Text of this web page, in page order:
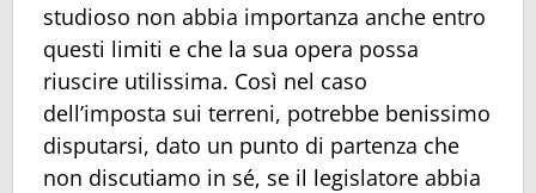
studioso non abbia importanza anche entro
questi limiti e che la sua opera possa
riuscire utilissima. Così nel caso
dell’imposta sui terreni, potrebbe benissimo
disputarsi, dato un punto di partenza che
non discutiamo in sé, se il legislatore abbia